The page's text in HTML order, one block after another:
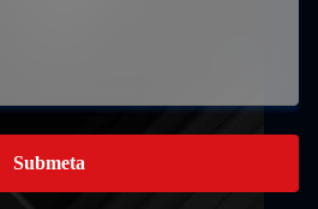
Submeta